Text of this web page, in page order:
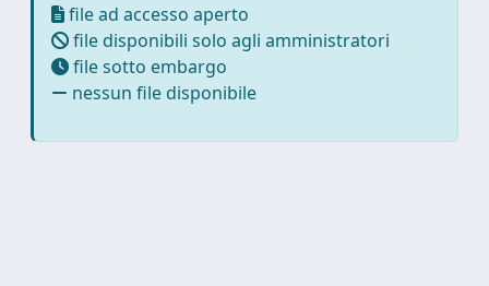
file ad accesso aperto
file disponibili solo agli amministratori
file sotto embargo
nessun file disponibile